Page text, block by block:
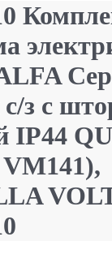
з с
IP44